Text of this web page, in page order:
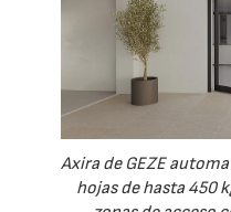
Axira de GEZE
hojas de hasta 450